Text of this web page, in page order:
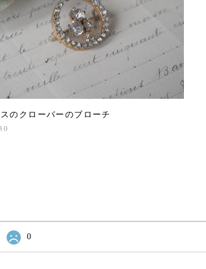
のクローバーのブローチ
0